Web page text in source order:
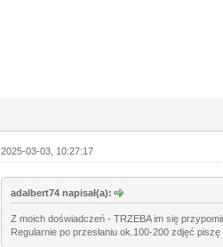
2025-03-03, 10:27:17
adalbert74 napisał(a):
Z moich doświadczeń - TRZEBA im się
Regularnie po przesłaniu ok.100-200 zdjęć